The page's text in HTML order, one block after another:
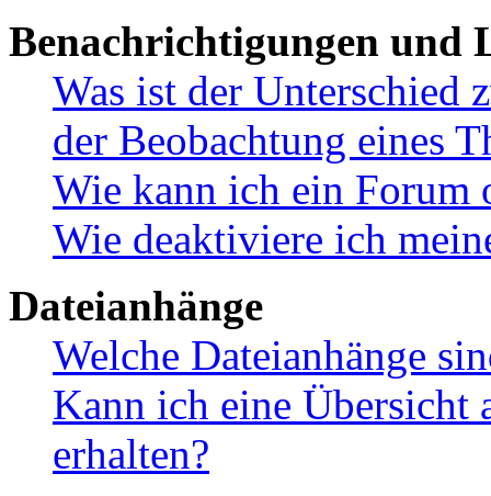
Benachrichtigungen und
Was ist der Unterschied
der Beobachtung eines
Wie kann ich ein Forum
Wie deaktiviere ich
Dateianhänge
Welche Dateianhänge
Kann ich eine Übersicht
erhalten?